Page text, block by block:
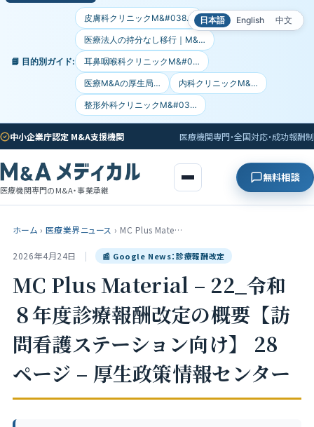
日本語 English 中文
📘 目的別ガイド:
皮膚科クリニックM&#038…
医療法人の持分なし移行｜M&…
耳鼻咽喉科クリニックM&#0…
医療M&Aの厚生局… 内科クリニックM&…
整形外科クリニックM&#03…
中小企業庁認定 M&A支援機関 医療機関専門・全国対応・成功報酬制
医療機関専門のM&A・事業承継
無料相談
ホーム › 医療業界ニュース › MC Plus Mate…
2026年4月24日 | 📰 Google News：診療報酬改定
MC Plus Material – 22_令和
８年度診療報酬改定の概要【訪
問看護ステーション向け】 28
ページ – 厚生政策情報センター